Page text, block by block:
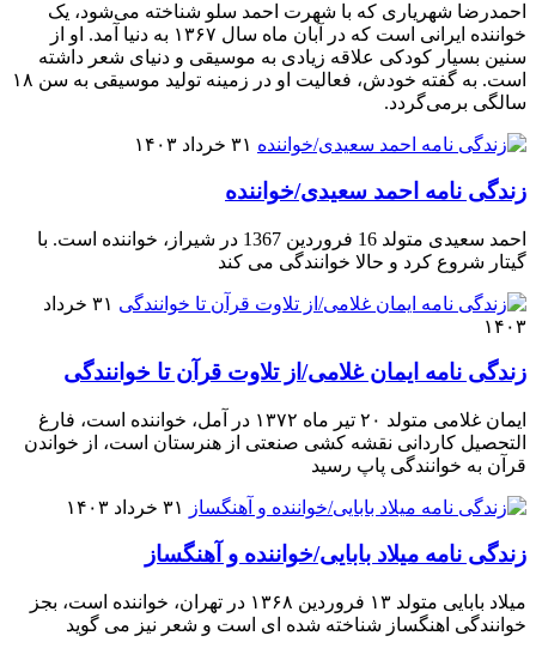
احمدرضا شهریاری که با شهرت احمد سلو شناخته می‌شود، یک
خواننده ایرانی است که در آبان ماه سال ۱۳۶۷ به دنیا آمد. او از
سنین بسیار کودکی علاقه زیادی به موسیقی و دنیای شعر داشته
است. به گفته خودش، فعالیت او در زمینه تولید موسیقی به سن ۱۸
سالگی برمی‌گردد.
۳۱ خرداد ۱۴۰۳
زندگی نامه احمد سعیدی/خواننده
احمد سعیدی متولد 16 فروردین 1367 در شیراز، خواننده است. با
گیتار شروع کرد و حالا خوانندگی می کند
۳۱ خرداد
۱۴۰۳
زندگی نامه ایمان غلامی/از تلاوت قرآن تا خوانندگی
ایمان غلامی متولد ۲۰ تیر ماه ۱۳۷۲ در آمل، خواننده است، فارغ
التحصیل کاردانی نقشه کشی صنعتی از هنرستان است، از خواندن
قرآن به خوانندگی پاپ رسید
۳۱ خرداد ۱۴۰۳
زندگی نامه میلاد بابایی/خواننده و آهنگساز
میلاد بابایی متولد ۱۳ فروردین ۱۳۶۸ در تهران، خواننده است، بجز
خوانندگی اهنگساز شناخته شده ای است و شعر نیز می گوید